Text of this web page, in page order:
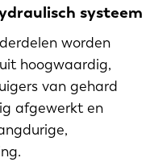
systeem
worden
hoogwaardig,
van gehard
afgewerkt en